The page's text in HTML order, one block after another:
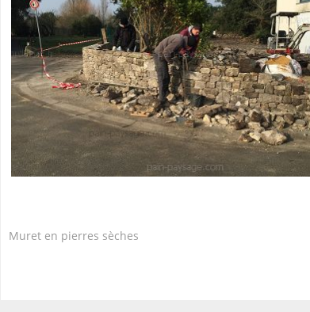
Muret en pierres sèches